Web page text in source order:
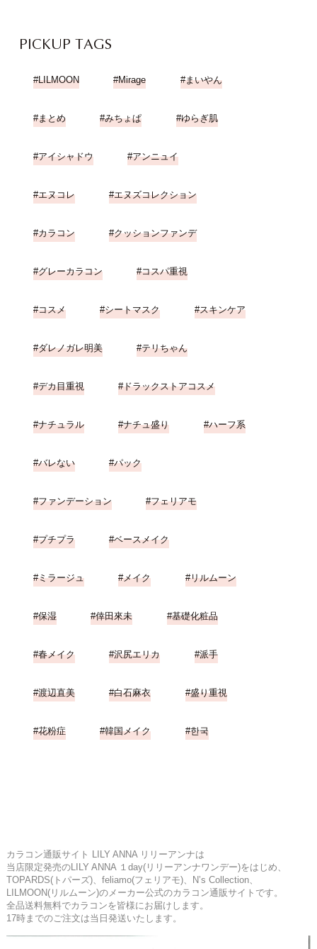
PICKUP TAGS
LILMOON Mirage まいやん
まとめ みちょぱ ゆらぎ肌
アイシャドウ アンニュイ
エヌコレ エヌズコレクション
カラコン クッションファンデ
グレーカラコン コスパ重視
コスメ シートマスク スキンケア
ダレノガレ明美 テリちゃん
デカ目重視 ドラックストアコスメ
ナチュラル ナチュ盛り ハーフ系
バレない パック
ファンデーション フェリアモ
プチプラ ベースメイク
ミラージュ メイク リルムーン
保湿 倖田來未 基礎化粧品
春メイク 沢尻エリカ 派手
渡辺直美 白石麻衣 盛り重視
花粉症 韓国メイク 한국
カラコン通販サイト LILY ANNA リリーアンナは
当店限定発売のLILY ANNA １day(リリーアンナワンデー)をはじめ、
TOPARDS(トパーズ)、feliamo(フェリアモ)、N’s Collection、
LILMOON(リルムーン)のメーカー公式のカラコン通販サイトです。
全品送料無料でカラコンを皆様にお届けします。
17時までのご注文は当日発送いたします。